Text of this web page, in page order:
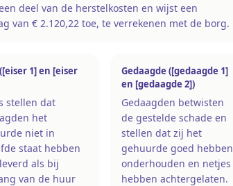
deel van de herstelkosten en wijst een
van € 2.120,22 toe, te verrekenen met de borg.
1] en [eiser
stellen dat
het
niet in
staat hebben
als bij
van de huur
Gedaagde ([gedaagde 1]
en [gedaagde 2])
Gedaagden betwisten
de gestelde schade en
stellen dat zij het
gehuurde goed hebben
onderhouden en netjes
hebben achtergelaten.